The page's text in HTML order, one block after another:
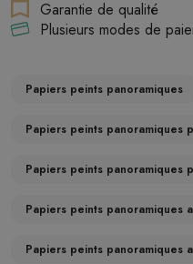
Garantie de qualité
Plusieurs modes de
Papiers peints panoramiques
Papiers peints panoramiques
Papiers peints panoramiques
Papiers peints panoramiques
Papiers peints panoramiques